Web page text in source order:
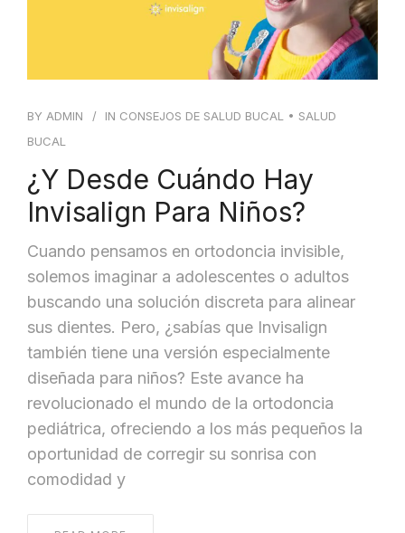
BY ADMIN IN CONSEJOS DE SALUD BUCAL • SALUD
BUCAL
¿Y Desde Cuándo Hay
Invisalign Para Niños?
Cuando pensamos en ortodoncia invisible,
solemos imaginar a adolescentes o adultos
buscando una solución discreta para alinear
sus dientes. Pero, ¿sabías que Invisalign
también tiene una versión especialmente
diseñada para niños? Este avance ha
revolucionado el mundo de la ortodoncia
pediátrica, ofreciendo a los más pequeños la
oportunidad de corregir su sonrisa con
comodidad y